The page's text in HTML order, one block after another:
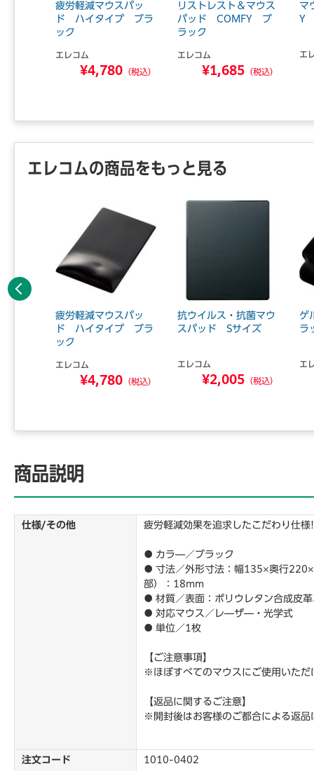
疲労軽減マウスパッ
ド ハイタイプ ブラ
ック
エレコム
¥4,780 （税込）
リストレスト＆マウス
パッド COMFY ブ
ラック
エレコム
¥1,685 （税込）
マ
Y
エ
エレコムの商品をもっと見る
疲労軽減マウスパッ
ド ハイタイプ ブラ
ック
エレコム
¥4,780 （税込）
抗ウイルス・抗菌マウ
スパッド Sサイズ
エレコム
¥2,005 （税込）
ゲ
ラ
エ
前へ
商品説明
仕様/その他 疲労軽減効果を追求したこだわり仕
● カラ―／ブラック
● 寸法／外形寸法：幅135×奥行
部）：18mm
● 材質／表面：ポリウレタン合成皮
● 対応マウス／レ―ザ―・光学式
● 単位／1枚
【ご注意事項】
※ほぼすべてのマウスにご使用いただ
【返品に関するご注意】
※開封後はお客様のご都合による返品
注文コード 1010-0402